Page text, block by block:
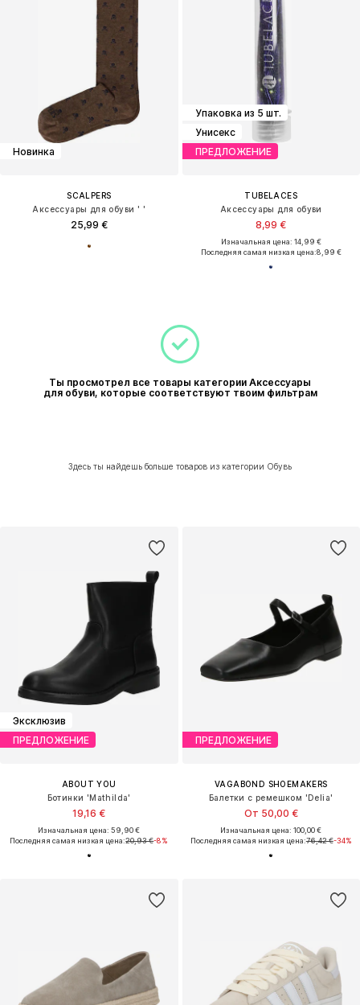
Новинка
SCALPERS
Аксессуары для обуви ' '
25,99 €
Упаковка из 5 шт.
Унисекс
ПРЕДЛОЖЕНИЕ
TUBELACES
Аксессуары для обуви
8,99 €
Изначальная цена: 14,99 €
Последняя самая низкая цена:8,99 €
Ты просмотрел все товары категории Аксессуары
для обуви, которые соответствуют твоим фильтрам
Здесь ты найдешь больше товаров из категории Обувь
Эксклюзив
ПРЕДЛОЖЕНИЕ
ABOUT YOU
Ботинки 'Mathilda'
19,16 €
Изначальная цена: 59,90 €
Последняя самая низкая цена:20,93 €-8%
ПРЕДЛОЖЕНИЕ
VAGABOND SHOEMAKERS
Балетки с ремешком 'Delia'
От 50,00 €
Изначальная цена: 100,00 €
Последняя самая низкая цена:76,42 €-34%